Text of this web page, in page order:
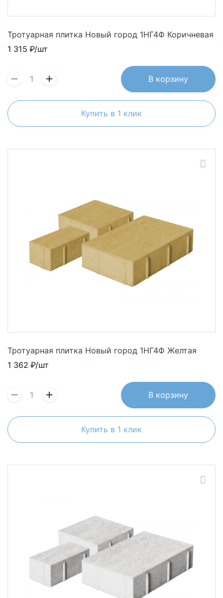
Тротуарная плитка Новый город 1НГ4Ф Коричневая
1 315 ₽/шт
В корзину
Купить в 1 клик
Тротуарная плитка Новый город 1НГ4Ф Желтая
1 362 ₽/шт
В корзину
Купить в 1 клик